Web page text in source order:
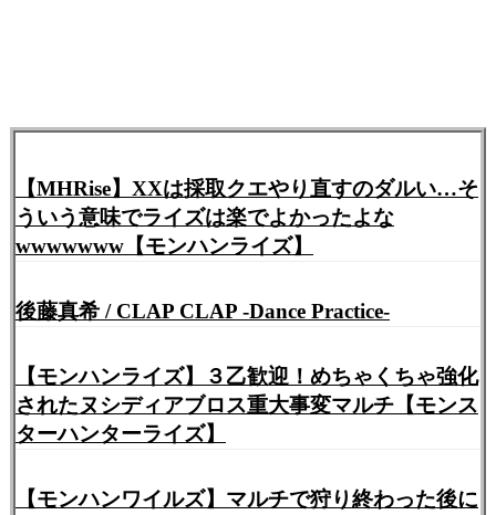
【MHRise】XXは採取クエやり直すのダルい…そ
ういう意味でライズは楽でよかったよな
wwwwwww【モンハンライズ】
後藤真希 / CLAP CLAP -Dance Practice-
【モンハンライズ】３乙歓迎！めちゃくちゃ強化
されたヌシディアブロス重大事変マルチ【モンス
ターハンターライズ】
【モンハンワイルズ】マルチで狩り終わった後に